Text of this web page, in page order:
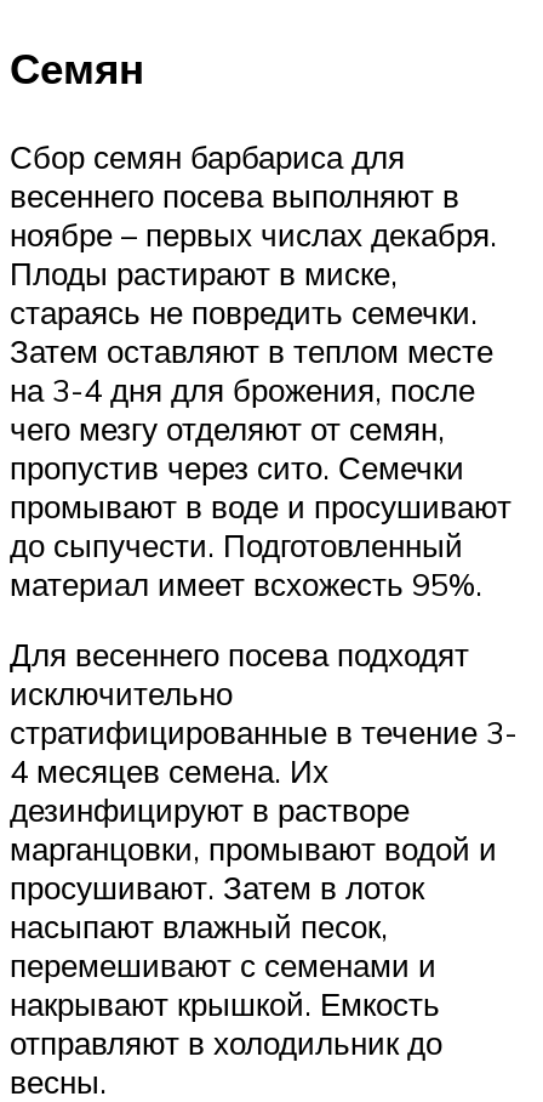
Семян
Сбор семян барбариса для
весеннего посева выполняют в
ноябре – первых числах декабря.
Плоды растирают в миске,
стараясь не повредить семечки.
Затем оставляют в теплом месте
на 3-4 дня для брожения, после
чего мезгу отделяют от семян,
пропустив через сито. Семечки
промывают в воде и просушивают
до сыпучести. Подготовленный
материал имеет всхожесть 95%.
Для весеннего посева подходят
исключительно
стратифицированные в течение 3-
4 месяцев семена. Их
дезинфицируют в растворе
марганцовки, промывают водой и
просушивают. Затем в лоток
насыпают влажный песок,
перемешивают с семенами и
накрывают крышкой. Емкость
отправляют в холодильник до
весны.